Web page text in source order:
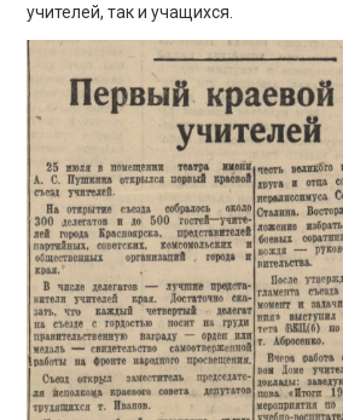
учителей, так и учащихся.